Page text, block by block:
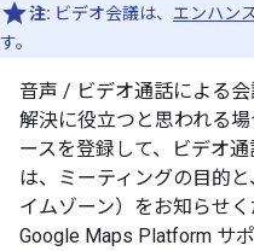
注: ビデオ会議は、 エンハン
す。
音声 / ビデオ通話による
解決に役立つと思われる
ースを登録して、ビデオ
は、ミーティングの目的
イムゾーン）をお知らせ
Google Maps Platform サ